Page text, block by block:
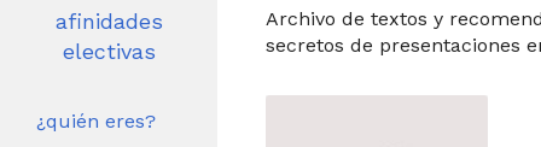
afinidades
electivas
¿quién eres?
Archivo de textos y
secretos de presentaciones